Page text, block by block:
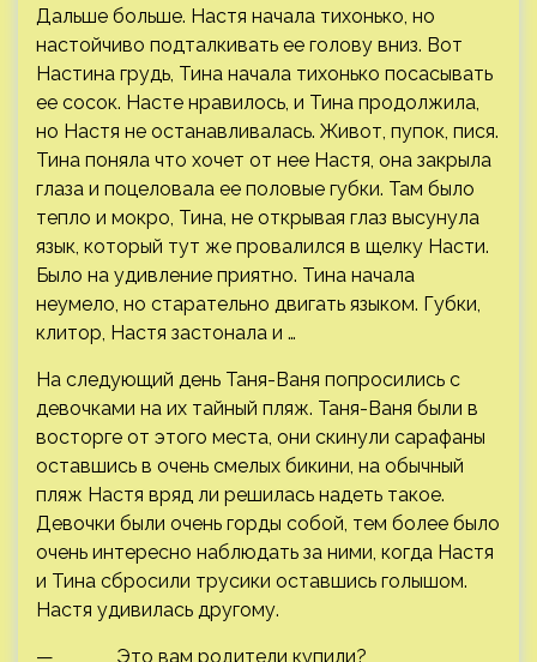
Дальше больше. Настя начала тихонько, но
настойчиво подталкивать ее голову вниз. Вот
Настина грудь, Тина начала тихонько посасывать
ее сосок. Насте нравилось, и Тина продолжила,
но Настя не останавливалась. Живот, пупок, пися.
Тина поняла что хочет от нее Настя, она закрыла
глаза и поцеловала ее половые губки. Там было
тепло и мокро, Тина, не открывая глаз высунула
язык, который тут же провалился в щелку Насти.
Было на удивление приятно. Тина начала
неумело, но старательно двигать языком. Губки,
клитор, Настя застонала и …
На следующий день Таня-Ваня попросились с
девочками на их тайный пляж. Таня-Ваня были в
восторге от этого места, они скинули сарафаны
оставшись в очень смелых бикини, на обычный
пляж Настя вряд ли решилась надеть такое.
Девочки были очень горды собой, тем более было
очень интересно наблюдать за ними, когда Настя
и Тина сбросили трусики оставшись голышом.
Настя удивилась другому.
— Это вам родители купили?